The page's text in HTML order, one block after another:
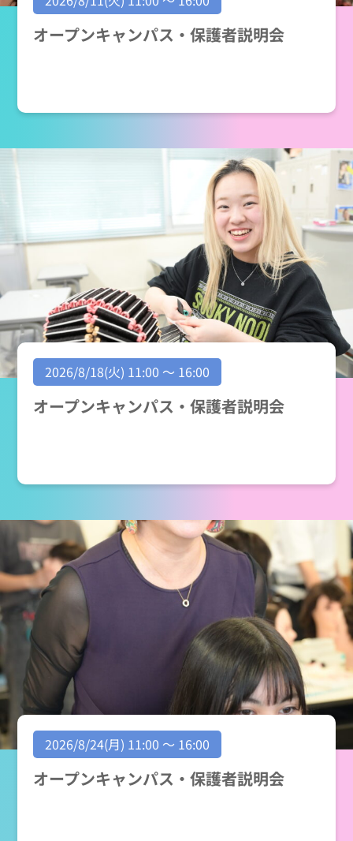
オープンキャンパス・保護者説明会
2026/8/18(火) 11:00 ～ 16:00
オープンキャンパス・保護者説明会
2026/8/24(月) 11:00 ～ 16:00
オープンキャンパス・保護者説明会